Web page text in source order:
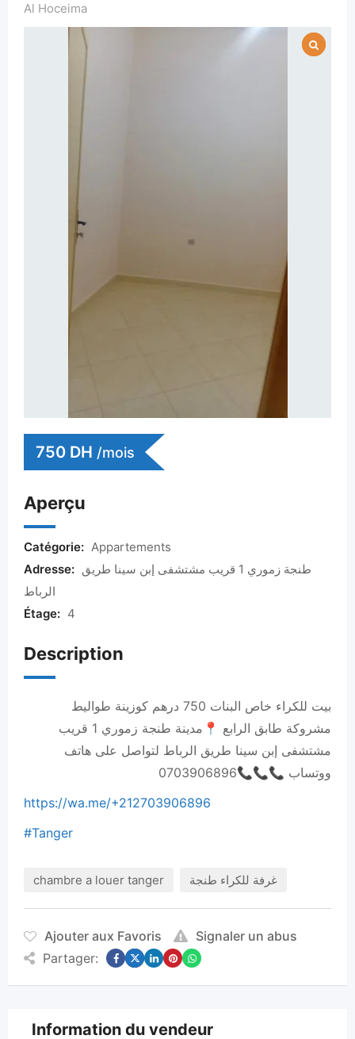
Al Hoceima
750 DH /mois
Aperçu
Catégorie: Appartements
Adresse: طنجة زموري 1 قريب مشتشفى إبن سينا طريق
الرباط
Étage: 4
Description
بيت للكراء خاص البنات 750 درهم كوزينة طواليط
مشروكة طابق الرابع 📍مدينة طنجة زموري 1 قريب
مشتشفى إبن سينا طريق الرباط لتواصل على هاتف
ووتساب 📞📞📞0703906896
https://wa.me/+212703906896
#Tanger
chambre a louer tanger غرفة للكراء طنجة
Ajouter aux Favoris
Signaler un abus
Partager:
Information du vendeur